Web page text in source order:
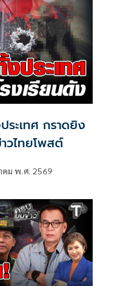
ระเทศ กราดยิง
วไทยโพสต์
คม พ.ศ. 2569